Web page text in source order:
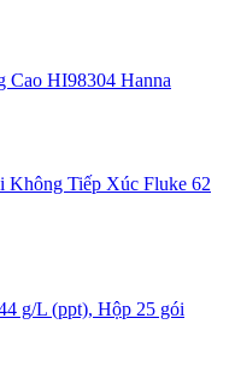
HI98304 Hanna
Không Tiếp Xúc Fluke 62
g/L (ppt), Hộp 25 gói